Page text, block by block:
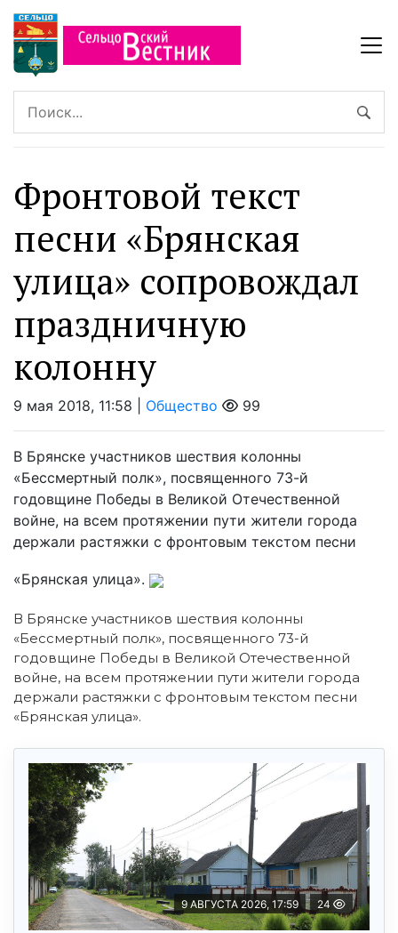
Фронтовой текст
песни «Брянская
улица» сопровождал
праздничную
колонну
9 мая 2018, 11:58 | Общество 99
В Брянске участников шествия колонны
«Бессмертный полк», посвященного 73-й
годовщине Победы в Великой Отечественной
войне, на всем протяжении пути жители города
держали растяжки с фронтовым текстом песни
«Брянская улица».
В Брянске участников шествия колонны
«Бессмертный полк», посвященного 73-й
годовщине Победы в Великой Отечественной
войне, на всем протяжении пути жители города
держали растяжки с фронтовым текстом песни
«Брянская улица».
9 АВГУСТА 2026, 17:59 24